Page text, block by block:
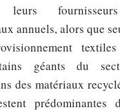
annuels, alors que
géants du
des matériaux